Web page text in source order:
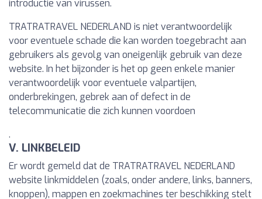
introductie van virussen.
TRATRATRAVEL NEDERLAND is niet verantwoordelijk
voor eventuele schade die kan worden toegebracht aan
gebruikers als gevolg van oneigenlijk gebruik van deze
website. In het bijzonder is het op geen enkele manier
verantwoordelijk voor eventuele valpartijen,
onderbrekingen, gebrek aan of defect in de
telecommunicatie die zich kunnen voordoen
.
V. LINKBELEID
Er wordt gemeld dat de TRATRATRAVEL NEDERLAND
website linkmiddelen (zoals, onder andere, links, banners,
knoppen), mappen en zoekmachines ter beschikking stelt